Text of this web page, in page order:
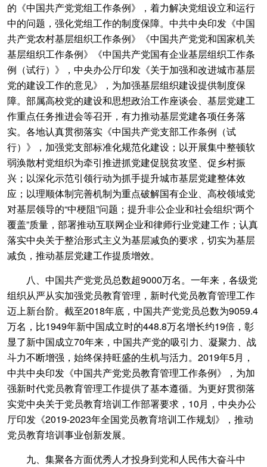
的《中国共产党党组工作条例》，着力解决党组设立和运行
中的问题，强化党组工作的制度保障。中共中央印发《中国
共产党农村基层组织工作条例》《中国共产党党和国家机关
基层组织工作条例》《中国共产党国有企业基层组织工作条
例（试行）》，中央办公厅印发《关于加强和改进城市基层
党的建设工作的意见》，为加强基层组织建设提供制度保
障。部属高校党的建设和思想政治工作座谈会、基层党建工
作重点任务推进会等召开，有力推动基层党建各项任务落
实。各地认真贯彻落实《中国共产党支部工作条例（试
行）》，加强党支部标准化规范化建设；以开展集中整顿软
弱涣散村党组织为牵引推进抓党建促脱贫攻坚、促乡村振
兴；以深化示范引领行动为抓手提升城市基层党建整体效
应；以理顺体制完善机制为重点破解国有企业、高校领域党
对基层领导的“中梗阻”问题；提升非公企业和社会组织“两个
覆盖”质量，部署推动互联网企业和律师行业党建工作；认真
落实中央关于整治形式主义为基层减负的要求，切实为基层
减负，推动基层党建工作提质增效。
八、中国共产党党员总数超9000万名。一年来，各级党
组织从严从实加强党员教育管理，新时代党员教育管理工作
迈上新台阶。截至2018年底，中国共产党党员总数为9059.4
万名，比1949年新中国成立时的448.8万名增长约19倍，彰
显了新中国成立70年来，中国共产党的吸引力、凝聚力、战
斗力不断增强，始终保持旺盛的生机与活力。2019年5月，
中共中央印发《中国共产党党员教育管理工作条例》，为加
强新时代党员教育管理工作提供了基本遵循。为更好贯彻落
实党中央关于党员教育培训工作部署要求，10月，中央办公
厅印发《2019-2023年全国党员教育培训工作规划》，推动
党员教育培训事业创新发展。
九、集聚各方面优秀人才投身到党和人民伟大奋斗中